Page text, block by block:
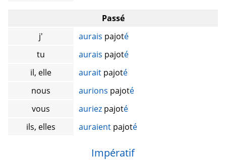
Passé
j'
aurais pajoté
tu
aurais pajoté
il, elle
aurait pajoté
nous
aurions pajoté
vous
auriez pajoté
ils, elles
auraient pajoté
Impératif